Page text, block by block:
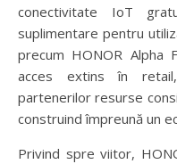
conectivitate IoT
suplimentare pentru
precum HONOR Alpha
acces extins în
partenerilor resurse
construind împreună un
Privind spre viitor,